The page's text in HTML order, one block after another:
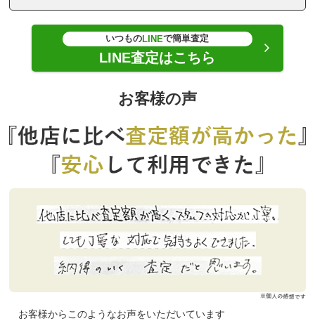
いつものLINEで簡単査定
LINE査定はこちら
お客様の声
お客様からこのようなお声をいただいています